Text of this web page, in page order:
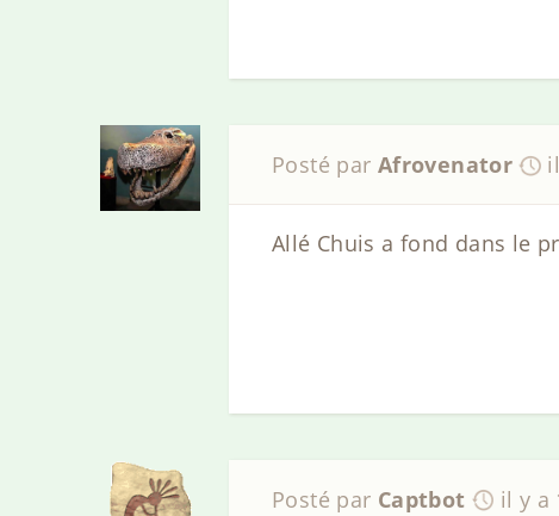
Posté par Afrovenator
Allé Chuis a fond dans le
Posté par Captbot il y a